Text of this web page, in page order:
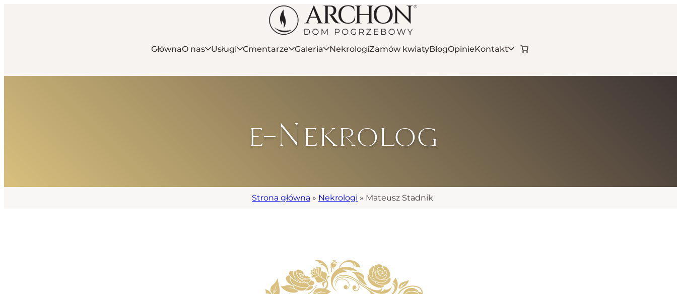
GłównaO nas Usługi Cmentarze Galeria NekrologiZamów kwiatyBlogOpinieKontakt
e-Nekrolog
Strona główna » Nekrologi » Mateusz Stadnik